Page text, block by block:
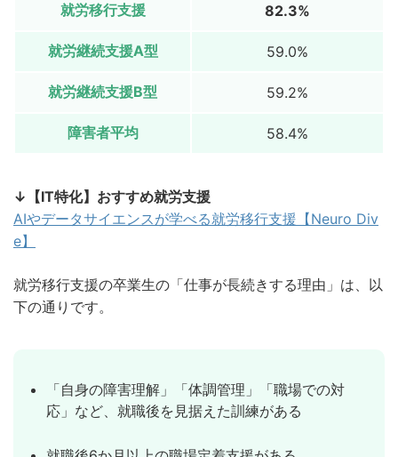
就労移行支援 82.3%
就労継続支援A型 59.0%
就労継続支援B型 59.2%
障害者平均 58.4%
↓【IT特化】おすすめ就労支援
AIやデータサイエンスが学べる就労移行支援【Neuro Div
e】
就労移行支援の卒業生の「仕事が長続きする理由」は、以
下の通りです。
「自身の障害理解」「体調管理」「職場での対
応」など、就職後を見据えた訓練がある